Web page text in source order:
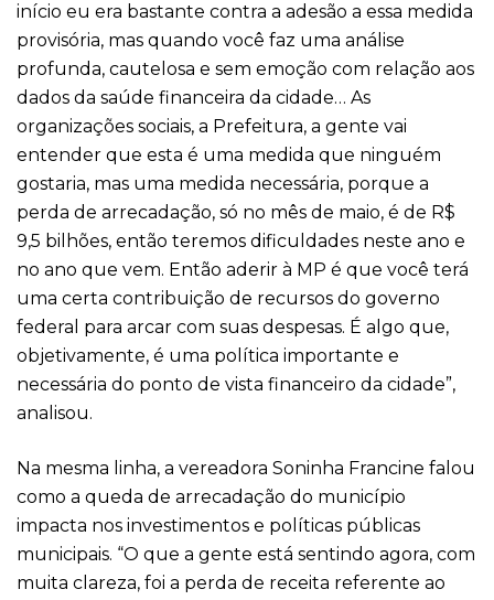
início eu era bastante contra a adesão a essa medida
provisória, mas quando você faz uma análise
profunda, cautelosa e sem emoção com relação aos
dados da saúde financeira da cidade… As
organizações sociais, a Prefeitura, a gente vai
entender que esta é uma medida que ninguém
gostaria, mas uma medida necessária, porque a
perda de arrecadação, só no mês de maio, é de R$
9,5 bilhões, então teremos dificuldades neste ano e
no ano que vem. Então aderir à MP é que você terá
uma certa contribuição de recursos do governo
federal para arcar com suas despesas. É algo que,
objetivamente, é uma política importante e
necessária do ponto de vista financeiro da cidade”,
analisou.
Na mesma linha, a vereadora Soninha Francine falou
como a queda de arrecadação do município
impacta nos investimentos e políticas públicas
municipais. “O que a gente está sentindo agora, com
muita clareza, foi a perda de receita referente ao